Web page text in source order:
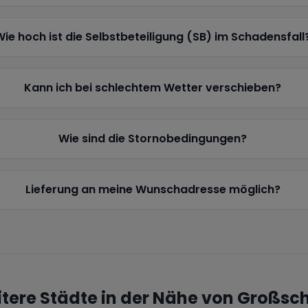
hoch ist die Selbstbeteiligung (SB) im
Kann ich bei schlechtem Wetter verschieben?
Wie sind die Stornobedingungen?
Lieferung an meine Wunschadresse möglich?
Städte in der Nähe von